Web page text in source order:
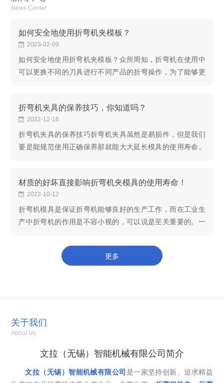
News Center
如何安全地使用折弯机夹模板？
2023-02-09
如何安全地使用折弯机夹模板？众所周知，折弯机在使用中
可以更换不同的刀具进行不同产品的折弯操作，为了能够更
折弯机夹具的保养技巧，你知道吗？
2022-12-16
折弯机夹具的保养技巧折弯机夹具虽然是易损件，但是我们
要是能规范使用正确保养那就能大大延长模具的使用寿命。
材质的好坏直接影响折弯机夹模具的使用寿命！
2022-10-12
折弯机模具是保证折弯机能够良好的生产工作，而在工业生
产中折弯机的作用是不容小视的，可以说是至关重要的。一
42CrMo材质的，它要求的主要是高强度高韧性和良...
更多
关于我们
About Us
文拉（无锡）智能机械有限公司简介
文拉（无锡）智能机械有限公司 是一家坚持创新、追求精益